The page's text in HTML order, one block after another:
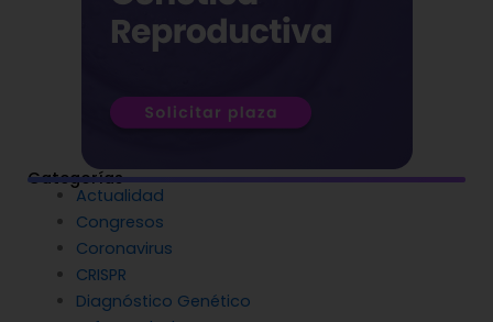
Categorías
Actualidad
Congresos
Coronavirus
CRISPR
Diagnóstico Genético